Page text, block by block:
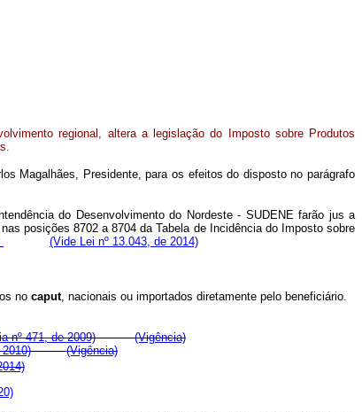
regional, altera a legislação do Imposto sobre Produtos
Magalhães, Presidente, para os efeitos do disposto no parágrafo
do Desenvolvimento do Nordeste - SUDENE farão jus a
posições 8702 a 8704 da Tabela de Incidência do Imposto sobre
(Vide Lei nº 13.043, de 2014)
no caput, nacionais ou importados diretamente pelo beneficiário.
nº 471, de 2009)
(Vigência)
(Vigência)